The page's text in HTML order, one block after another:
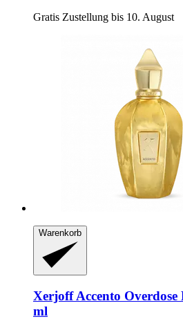
Gratis Zustellung bis 10. August
Warenkorb
XerjoffAccento Overdose
ml